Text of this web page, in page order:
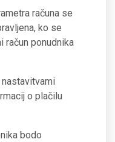
računa se
ko se
račun ponudnika
o plačilu
bodo